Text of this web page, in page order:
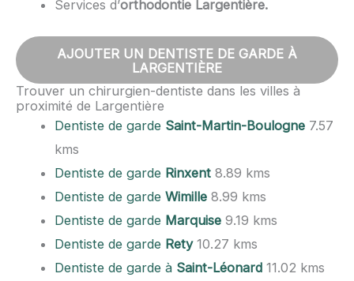
Services d’orthodontie Largentière.
AJOUTER UN DENTISTE DE GARDE À
LARGENTIÈRE
Trouver un chirurgien-dentiste dans les villes à
proximité de Largentière
Dentiste de garde Saint-Martin-Boulogne 7.57
kms
Dentiste de garde Rinxent 8.89 kms
Dentiste de gardeWimille 8.99 kms
Dentiste de garde Marquise 9.19 kms
Dentiste de garde Rety10.27 kms
Dentiste de garde à Saint-Léonard 11.02 kms